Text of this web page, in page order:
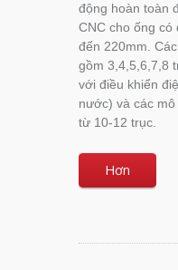
động hoàn toàn
CNC cho ống
đến 220mm.
gồm 3,4,5,6,7,8
với điều khiển
nước) và các
từ 10-12 trục.
Hơn